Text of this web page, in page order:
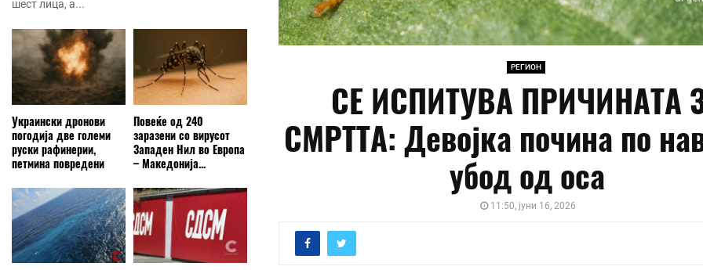
РЕГИОН
СЕ ИСПИТУВА ПРИЧИНАТА
СМРТТА: Девојка почина по
убод од оса
11:50, јуни 16, 2026
шест лица, а...
Украински дронови
погодија две големи
руски рафинерии,
петмина повредени
Повеќе од 240
заразени со вирусот
Западен Нил во Европа
– Македонија...